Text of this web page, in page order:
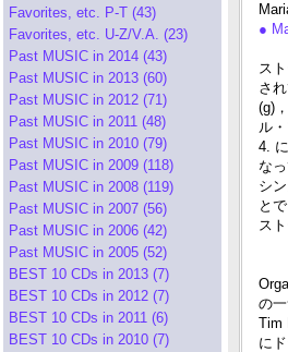
Favorites, etc. P-T (43)
Favorites, etc. U-Z/V.A. (23)
Past MUSIC in 2014 (43)
Past MUSIC in 2013 (60)
Past MUSIC in 2012 (71)
Past MUSIC in 2011 (48)
Past MUSIC in 2010 (79)
Past MUSIC in 2009 (118)
Past MUSIC in 2008 (119)
Past MUSIC in 2007 (56)
Past MUSIC in 2006 (42)
Past MUSIC in 2005 (52)
BEST 10 CDs in 2013 (7)
BEST 10 CDs in 2012 (7)
BEST 10 CDs in 2011 (6)
BEST 10 CDs in 2010 (7)
●
ス
さ
(g)
ル
4.
な
シ
と
ス
の一
Tim
に